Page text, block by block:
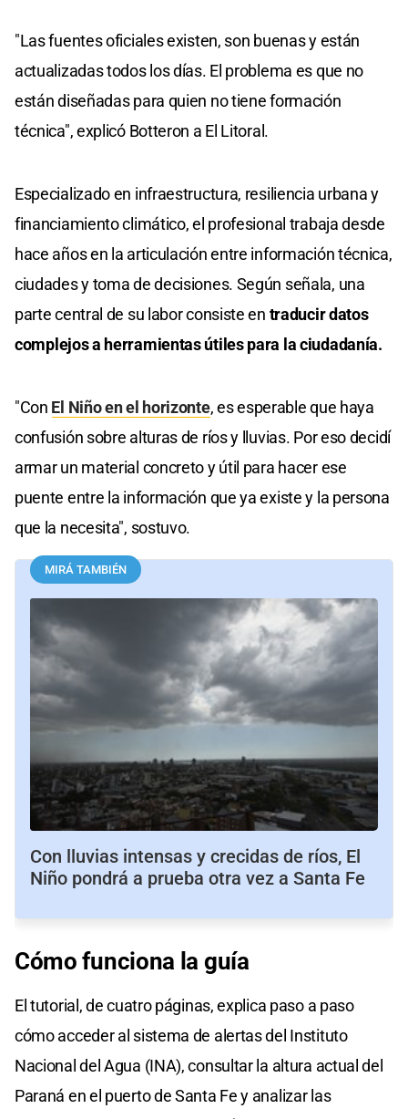
"Las fuentes oficiales existen, son buenas y están
actualizadas todos los días. El problema es que no
están diseñadas para quien no tiene formación
técnica", explicó Botteron a El Litoral.
Especializado en infraestructura, resiliencia urbana y
financiamiento climático, el profesional trabaja desde
hace años en la articulación entre información técnica,
ciudades y toma de decisiones. Según señala, una
parte central de su labor consiste en traducir datos
complejos a herramientas útiles para la ciudadanía.
"Con El Niño en el horizonte, es esperable que haya
confusión sobre alturas de ríos y lluvias. Por eso decidí
armar un material concreto y útil para hacer ese
puente entre la información que ya existe y la persona
que la necesita", sostuvo.
MIRÁ TAMBIÉN
Con lluvias intensas y crecidas de ríos, El
Niño pondrá a prueba otra vez a Santa Fe
Cómo funciona la guía
El tutorial, de cuatro páginas, explica paso a paso
cómo acceder al sistema de alertas del Instituto
Nacional del Agua (INA), consultar la altura actual del
Paraná en el puerto de Santa Fe y analizar las